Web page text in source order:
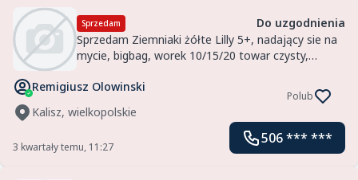
Sprzedam
Do uzgodnienia
Sprzedam Ziemniaki żółte Lilly 5+, nadający sie na
mycie, bigbag, worek 10/15/20 towar czysty,
Lilly 5+, washable, big bag, 10/15/20 bag, clean,
Remigiusz Olowinski
Kalisz, wielkopolskie
Polub
3 kwartały temu, 11:27
506 *** ***